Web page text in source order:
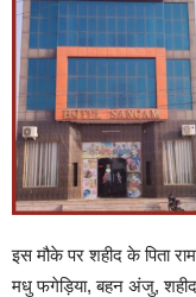
इस मौके पर शहीद के पिता
मधु फगेड़िया, बहन अंजु,